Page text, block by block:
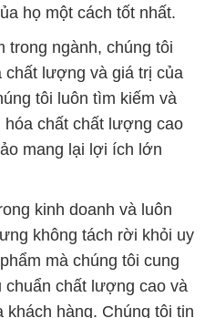
họ một cách tốt nhất.
trong ngành, chúng tôi
chất lượng và giá trị của
tôi luôn tìm kiếm và
chất chất lượng cao
mang lại lợi ích lớn
kinh doanh và luôn
không tách rời khỏi uy
mà chúng tôi cung
chất lượng cao và
hàng. Chúng tôi tin